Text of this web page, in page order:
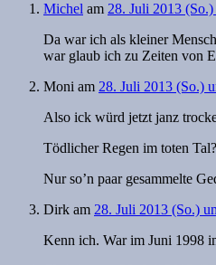
Michel am 28. Juli 2013
Da war ich als kleiner
war glaub ich zu Zeiten von
Moni am 28. Juli 2013 (So.)
Also ick würd jetzt janz
Tödlicher Regen im toten
Nur so’n paar gesammelte
Dirk am 28. Juli 2013 (So.)
Kenn ich. War im Juni 1998